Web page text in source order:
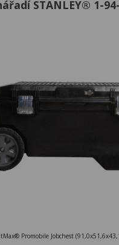
STANLEY® 1-
Promobile Jobchest